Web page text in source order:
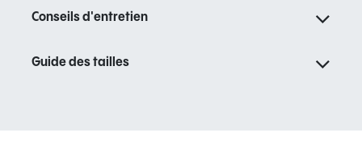
Conseils d'entretien
Guide des tailles